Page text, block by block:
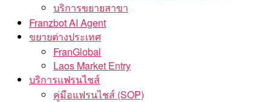
บริการขยายสาขา
Franzbot AI Agent
ขยายต่างประเทศ
FranGlobal
Laos Market Entry
บริการแฟรนไชส์
คู่มือแฟรนไชส์ (SOP)